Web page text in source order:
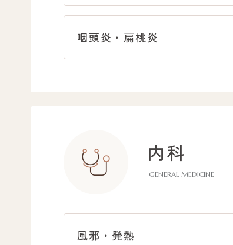
咽頭炎・扁桃炎
内科
GENERAL MEDICINE
風邪・発熱